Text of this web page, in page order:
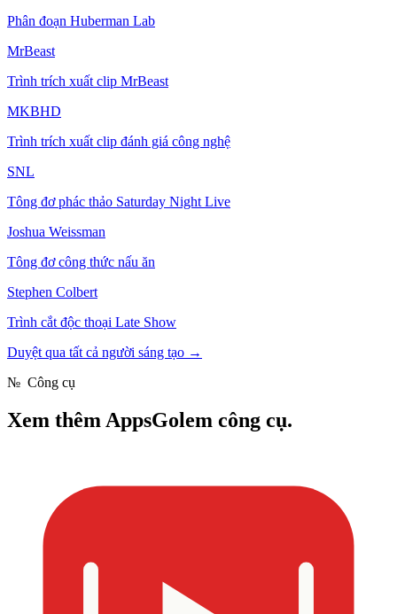
Phân đoạn Huberman Lab
MrBeast
Trình trích xuất clip MrBeast
MKBHD
Trình trích xuất clip đánh giá công nghệ
SNL
Tông đơ phác thảo Saturday Night Live
Joshua Weissman
Tông đơ công thức nấu ăn
Stephen Colbert
Trình cắt độc thoại Late Show
Duyệt qua tất cả người sáng tạo →
№ Công cụ
Xem thêmAppsGolem công cụ.